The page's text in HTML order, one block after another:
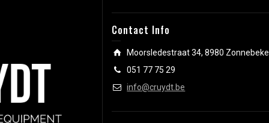
Contact Info
Moorsledestraat 34, 8980 Zonnebeke
051 77 75 29
info@cruydt.be